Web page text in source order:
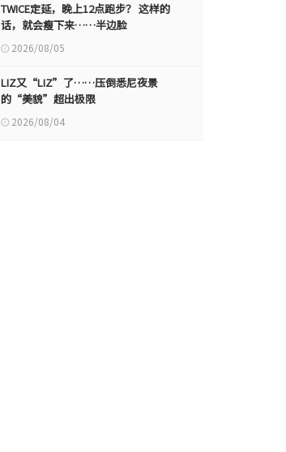
TWICE定延，晚上12点跑步？ 这样的
话，就会瘦下来……半边脸
2026/08/05
LIZ又“LIZ”了……压倒悉尼夜景
的“美貌”超出极限
2026/08/04